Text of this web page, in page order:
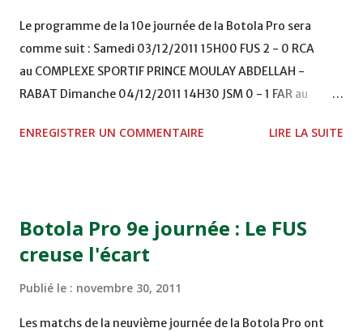
Le programme de la 10e journée de la Botola Pro sera
comme suit : Samedi 03/12/2011 15H00 FUS 2 - 0 RCA
au COMPLEXE SPORTIF PRINCE MOULAY ABDELLAH -
RABAT Dimanche 04/12/2011 14H30 JSM 0 - 1 FAR au
TERRAIN EL ABDI - EL JADIDA 16h30 OCK 0 - 1 HUSA
Mardi 06/12/2011 15H00 WAF - OCS au COMPLEXE SPORTIF
DE FES - FES WAC - MAS Reporté pour cause de finale de la
ENREGISTRER UN COMMENTAIRE LIRE LA SUITE
Botola Pro 9e journée : Le FUS
creuse l'écart
Publié le : novembre 30, 2011
Les matchs de la neuvième journée de la Botola Pro ont